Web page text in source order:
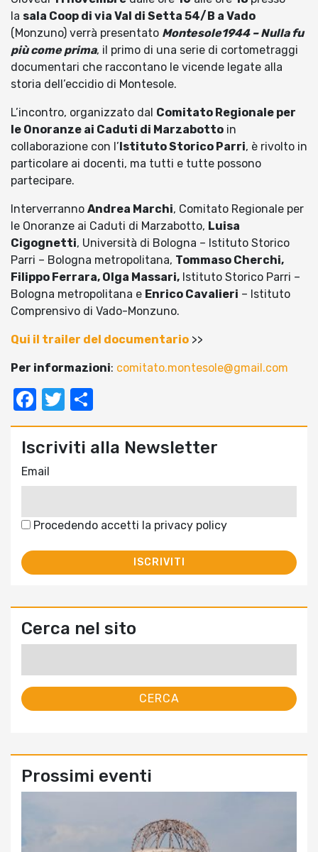
la sala Coop di via Val di Setta 54/B a Vado
(Monzuno) verrà presentato Montesole1944 – Nulla fu
più come prima, il primo di una serie di cortometraggi
documentari che raccontano le vicende legate alla
storia dell’eccidio di Montesole.
L’incontro, organizzato dal Comitato Regionale per
le Onoranze ai Caduti di Marzabotto in
collaborazione con l’ Istituto Storico Parri, è rivolto in
particolare ai docenti, ma tutti e tutte possono
partecipare.
Interverranno Andrea Marchi, Comitato Regionale per
le Onoranze ai Caduti di Marzabotto, Luisa
Cigognetti, Università di Bologna – Istituto Storico
Parri – Bologna metropolitana, Tommaso Cherchi,
Filippo Ferrara, Olga Massari, Istituto Storico Parri –
Bologna metropolitana e Enrico Cavalieri – Istituto
Comprensivo di Vado-Monzuno.
Qui il trailer del documentario >>
Per informazioni: comitato.montesole@gmail.com
Facebook
Twitter
Iscriviti alla Newsletter
Email
Procedendo accetti la privacy policy
Cerca nel sito
Prossimi eventi